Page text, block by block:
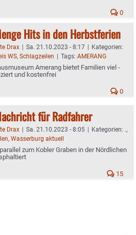
0
Hits in den Herbstferien
Drax | Sa. 21.10.2023 - 8:17 | Kategorien:
WS, Schlagzeilen | Tags: AMERANG
Amerang bietet Familien viel -
und kostenfrei
0
für Radfahrer
Drax | Sa. 21.10.2023 - 8:05 | Kategorien: .,
, Wasserburg aktuell
zum Kobler Graben in der Nördlichen
15